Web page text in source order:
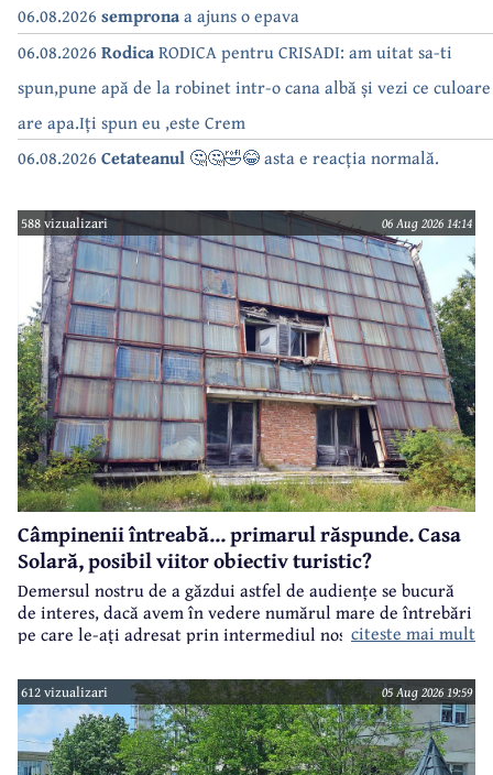
06.08.2026 sempronaa ajuns o epava
06.08.2026 RodicaRODICA pentru CRISADI: am uitat sa-ti
spun,pune apă de la robinet intr-o cana albă și vezi ce culoare
are apa.Iți spun eu ,este Crem
06.08.2026 Cetateanul 🤔🤔🤣😂 asta e reacția normală.
588 vizualizari 06 Aug 2026 14:14
Câmpinenii întreabă... primarul răspunde. Casa
Solară, posibil viitor obiectiv turistic?
Demersul nostru de a găzdui astfel de audiențe se bucură
de interes, dacă avem în vedere numărul mare de întrebări
pe care le-ați adresat prin intermediul nostru primarului
citeste mai mult
612 vizualizari 05 Aug 2026 19:59